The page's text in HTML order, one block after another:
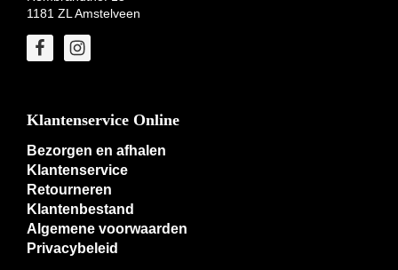
1181 ZL Amstelveen
Klantenservice Online
Bezorgen en afhalen
Klantenservice
Retourneren
Klantenbestand
Algemene voorwaarden
Privacybeleid